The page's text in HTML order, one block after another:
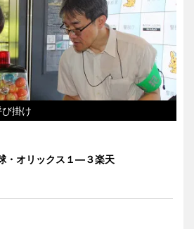
び掛け
・オリックス１―３楽天